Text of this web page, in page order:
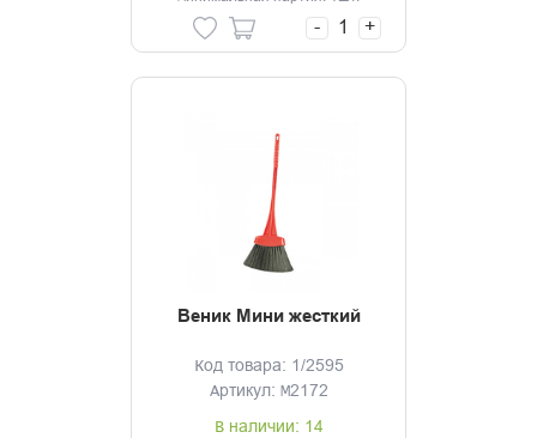
- +
Веник Мини жесткий
Код товара: 1/2595
Артикул: М2172
В наличии: 14